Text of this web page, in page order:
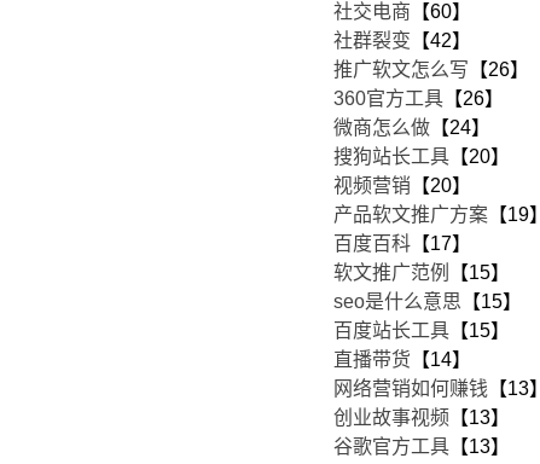
社交电商 【60】
社群裂变 【42】
推广软文怎么写 【26】
360官方工具 【26】
微商怎么做 【24】
搜狗站长工具 【20】
视频营销 【20】
产品软文推广方案 【19】
百度百科 【17】
软文推广范例
【15】
seo是什么意思 【15】
百度站长工具 【15】
直播带货 【14】
网络营销如何赚钱 【13】
创业故事视频 【13】
谷歌官方工具 【13】